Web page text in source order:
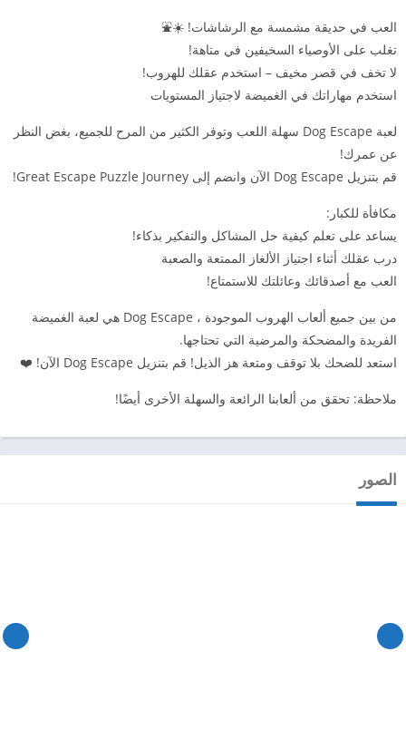
العب في حديقة مشمسة مع الرشاشات! ☀️⛲️
تغلب على الأوصياء السخيفين في متاهة!
لا تخف في قصر مخيف – استخدم عقلك للهروب!
استخدم مهاراتك في الغميضة لاجتياز المستويات
لعبة Dog Escape سهلة اللعب وتوفر الكثير من المرح للجميع، بغض النظر
عن عمرك!
قم بتنزيل Dog Escape الآن وانضم إلى Great Escape Puzzle Journey!
مكافأة للكبار:
يساعد على تعلم كيفية حل المشاكل والتفكير بذكاء!
درب عقلك أثناء اجتياز الألغاز الممتعة والصعبة
العب مع أصدقائك وعائلتك للاستمتاع!
من بين جميع ألعاب الهروب الموجودة ، Dog Escape هي لعبة الغميضة
الفريدة والمضحكة والمرضية التي تحتاجها.
استعد للضحك بلا توقف ومتعة هز الذيل! قم بتنزيل Dog Escape الآن! ❤️
ملاحظة: تحقق من ألعابنا الرائعة والسهلة الأخرى أيضًا!
الصور